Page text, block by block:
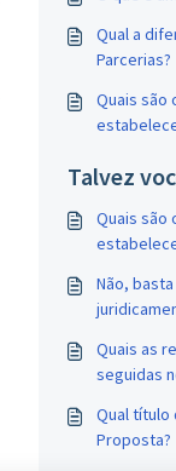
Qual a
Parcerias?
Quais são
Talvez
Quais são
Não,
Federal nº
Quais as
seguidas
Qual título
Proposta?